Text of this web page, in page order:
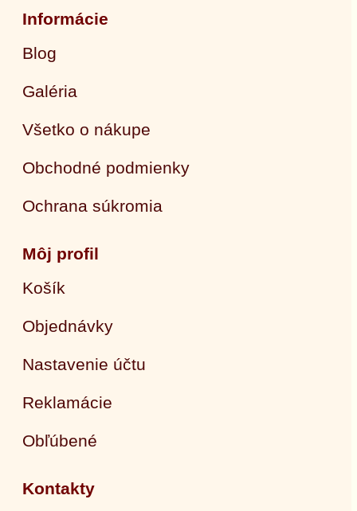
Informácie
Blog
Galéria
Všetko o nákupe
Obchodné podmienky
Ochrana súkromia
Môj profil
Košík
Objednávky
Nastavenie účtu
Reklamácie
Obľúbené
Kontakty